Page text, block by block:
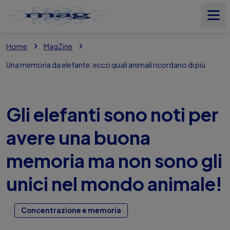
Prodotti
Nostri Valori
MagZine
Home
MagZine
Una memoria da elefante: ecco quali animali ricordano di più
Gli elefanti sono noti per
avere una buona
memoria ma non sono gli
unici nel mondo animale!
Concentrazione e memoria